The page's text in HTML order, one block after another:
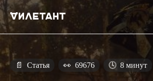
📄 Статья 👀 69676 🕓 8 минут